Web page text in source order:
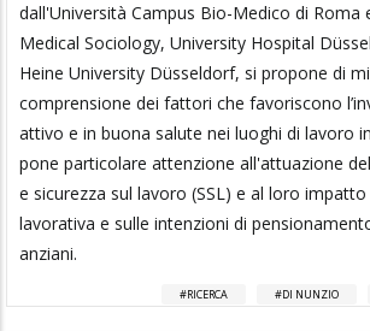
dall'Università Campus Bio-Medico di Roma
Medical Sociology, University Hospital
Heine University Düsseldorf, si propone di
comprensione dei fattori che favoriscono
attivo e in buona salute nei luoghi di lavoro
pone particolare attenzione all'attuazione
e sicurezza sul lavoro (SSL) e al loro
lavorativa e sulle intenzioni di
anziani.
RICERCA DI NUNZIO